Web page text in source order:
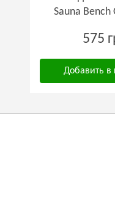
Sauna Bench
575
Добавить в